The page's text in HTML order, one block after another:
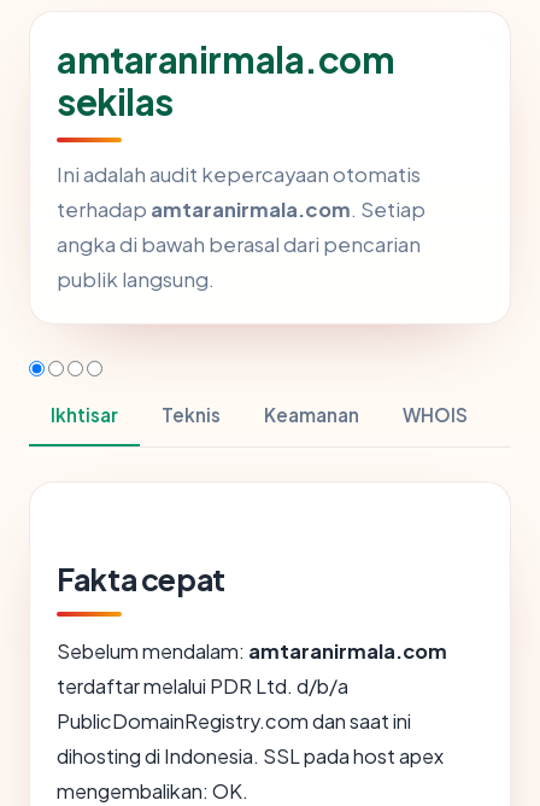
amtaranirmala.com
sekilas
Ini adalah audit kepercayaan otomatis
terhadap amtaranirmala.com. Setiap
angka di bawah berasal dari pencarian
publik langsung.
Ikhtisar Teknis Keamanan WHOIS
Fakta cepat
Sebelum mendalam: amtaranirmala.com
terdaftar melalui PDR Ltd. d/b/a
PublicDomainRegistry.com dan saat ini
dihosting di Indonesia. SSL pada host apex
mengembalikan: OK.